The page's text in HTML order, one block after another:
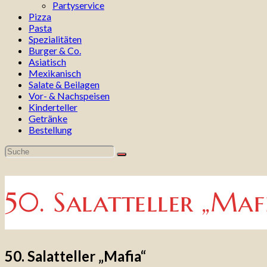
Partyservice
Pizza
Pasta
Spezialitäten
Burger & Co.
Asiatisch
Mexikanisch
Salate & Beilagen
Vor- & Nachspeisen
Kinderteller
Getränke
Bestellung
50. Salatteller
50. Salatteller „Mafia“